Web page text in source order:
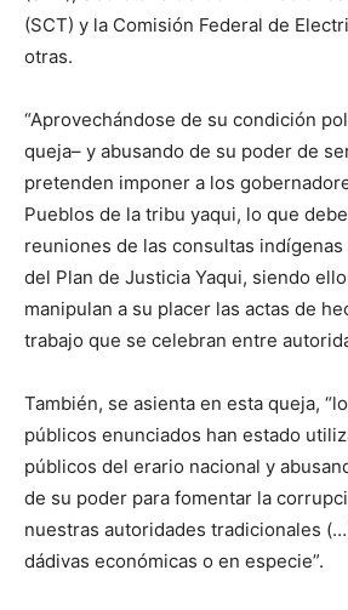
(SCT) y la Comisión Federal de
otras.
“Aprovechándose de su condición
queja– y abusando de su poder de
pretenden imponer a los
Pueblos de la tribu yaqui, lo que
reuniones de las consultas
del Plan de Justicia Yaqui, siendo
manipulan a su placer las actas de
trabajo que se celebran entre
También, se asienta en esta queja,
públicos enunciados han estado
públicos del erario nacional y
de su poder para fomentar la
nuestras autoridades tradicionales
dádivas económicas o en especie”.